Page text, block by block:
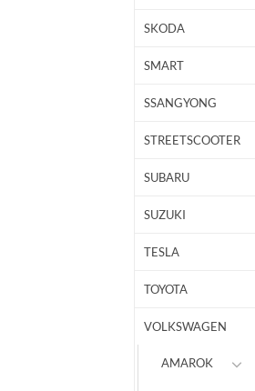
SKODA
SMART
SSANGYONG
STREETSCOOTER
SUBARU
SUZUKI
TESLA
TOYOTA
VOLKSWAGEN
AMAROK